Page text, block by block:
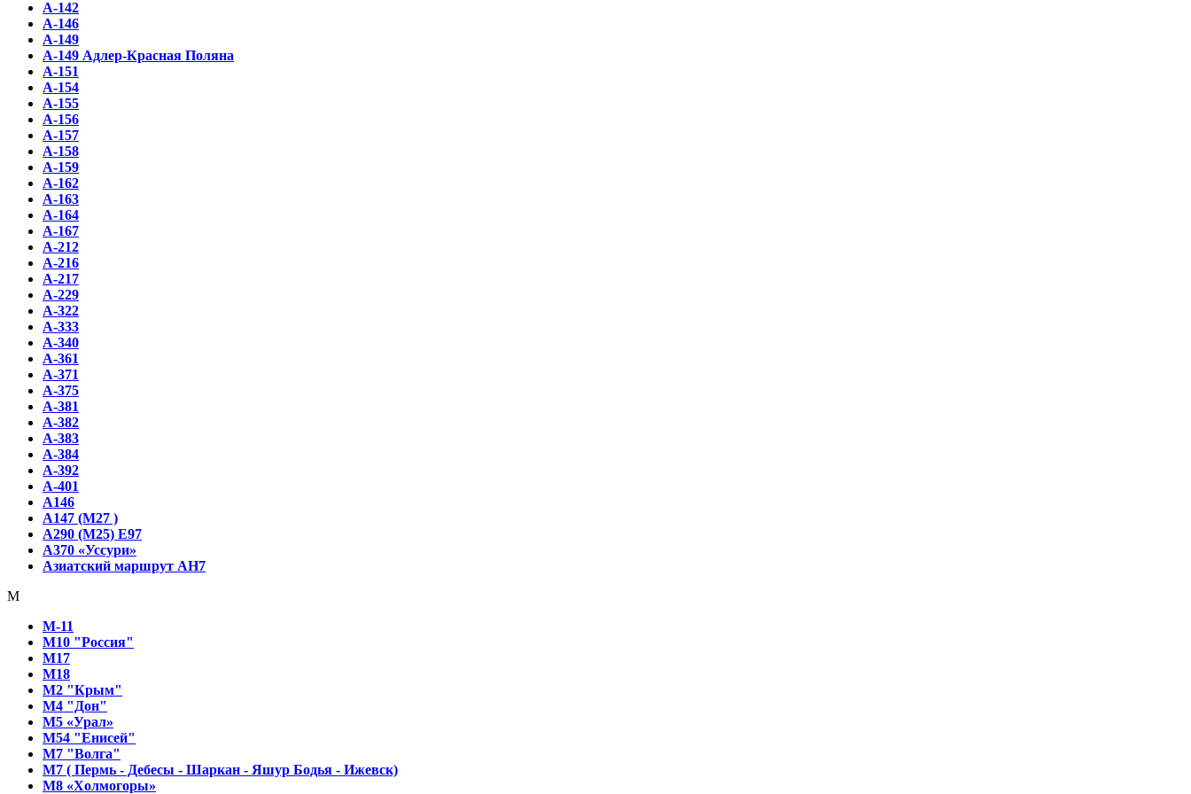
А-142
А-146
А-149
А-149 Адлер-Красная Поляна
А-151
А-154
А-155
А-156
А-157
А-158
А-159
А-162
А-163
А-164
А-167
А-212
А-216
А-217
А-229
А-322
А-333
А-340
А-361
А-371
А-375
А-381
А-382
А-383
А-384
А-392
А-401
А146
А147 (М27 )
А290 (М25) E97
А370 «Уссури»
Азиатский маршрут AH7
М
М-11
М10 "Россия"
М17
М18
М2 "Крым"
М4 "Дон"
М5 «Урал»
М54 "Енисей"
М7 "Волга"
М7 ( Пермь - Дебесы - Шаркан - Яшур Бодья - Ижевск)
М8 «Холмогоры»